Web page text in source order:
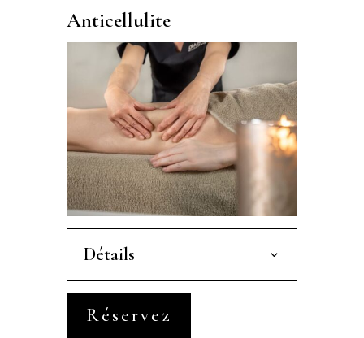
Anticellulite
Détails
Réservez